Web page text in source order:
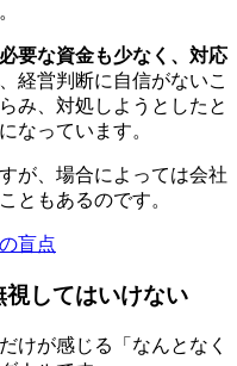
要な資金も少なく、対応
経営判断に自信がないこ
み、対処しようとしたと
なっています。
が、場合によっては会社
ともあるのです。
盲点
視してはいけない
けが感じる「なんとなく